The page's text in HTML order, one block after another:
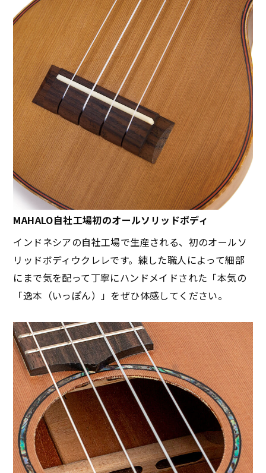
MAHALO自社工場初のオールソリッドボディ
インドネシアの自社工場で生産される、初のオールソ
リッドボディウクレレです。練した職人によって細部
にまで気を配って丁寧にハンドメイドされた「本気の
「逸本（いっぽん）」をぜひ体感してください。